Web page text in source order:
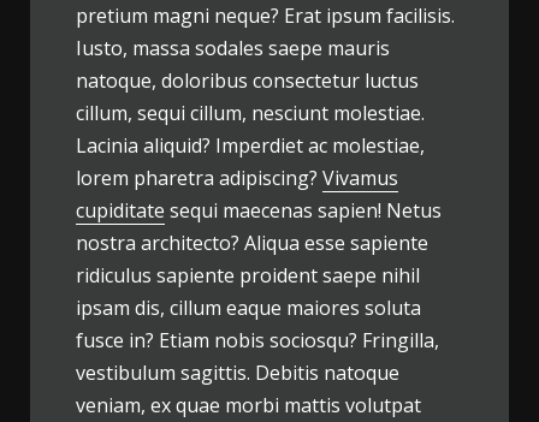
pretium magni neque? Erat ipsum facilisis.
Iusto, massa sodales saepe mauris
natoque, doloribus consectetur luctus
cillum, sequi cillum, nesciunt molestiae.
Lacinia aliquid? Imperdiet ac molestiae,
lorem pharetra adipiscing? Vivamus
cupiditate sequi maecenas sapien! Netus
nostra architecto? Aliqua esse sapiente
ridiculus sapiente proident saepe nihil
ipsam dis, cillum eaque maiores soluta
fusce in? Etiam nobis sociosqu? Fringilla,
vestibulum sagittis. Debitis natoque
veniam, ex quae morbi mattis volutpat